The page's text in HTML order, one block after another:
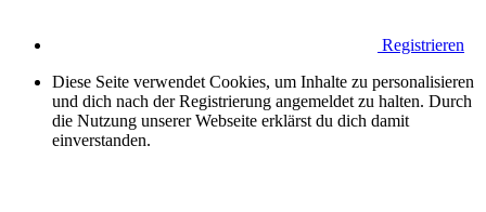
Registrieren
Diese Seite verwendet Cookies, um Inhalte zu personalisieren
und dich nach der Registrierung angemeldet zu halten. Durch
die Nutzung unserer Webseite erklärst du dich damit
einverstanden.